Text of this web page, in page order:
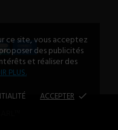
ce site, vous acceptez
des publicités
et réaliser des
PLUS.
ACCEPTER done